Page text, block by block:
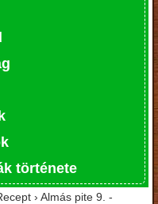
története
› Almás pite 9. -